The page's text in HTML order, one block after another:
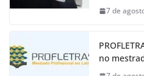
7 de
no